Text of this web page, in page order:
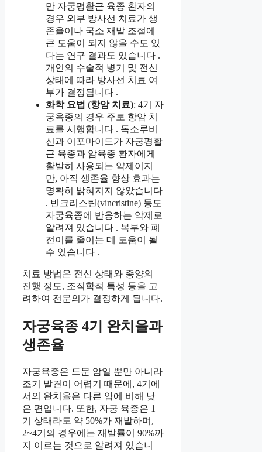
만 자궁평활근 육종 환자의
경우 외부 방사선 치료가 생
존율이나 국소 재발 조절에
큰 도움이 되지 않을 수도 있
다는 연구 결과도 있습니다 .
개인의 수술적 병기 및 전신
상태에 따라 방사선 치료 여
부가 결정됩니다 .
화학 요법 (항암 치료): 4기 자
궁육종의 경우 주로 항암 치
료를 시행합니다 . 독소루비
신과 이포마이드가 자궁평활
근 육종과 암육종 환자에게
활발히 사용되는 약제이지
만, 아직 생존율 향상 효과는
명확히 밝혀지지 않았습니다
. 빈크리스틴(vincristine) 등도
자궁육종에 반응하는 약제로
알려져 있습니다 . 복부와 폐
전이를 줄이는 데 도움이 될
수 있습니다 .
치료 방법은 전신 상태와 종양의
진행 정도, 조직학적 특성 등을 고
려하여 전문의가 결정하게 됩니다.
자궁육종 4기 완치율과
생존율
자궁육종은 드문 암일 뿐만 아니라
조기 발견이 어렵기 때문에, 4기에
서의 완치율은 다른 암에 비해 낮
은 편입니다. 또한, 자궁 육종은 1
기 상태라도 약 50%가 재발하며,
2~4기의 경우에는 재발률이 90%까
지 이르는 것으로 알려져 있습니